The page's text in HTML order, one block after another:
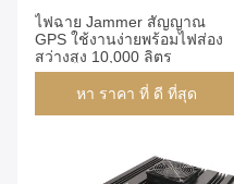
ไฟฉาย Jammer สัญญาณ
GPS ใช้งานง่ายพร้อมไฟส่อง
สว่างสูง 10,000 ลิตร
หา ราคา ที่ ดี ที่สุด